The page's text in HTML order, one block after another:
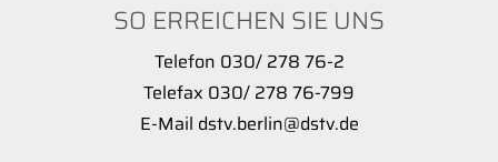
SO ERREICHEN SIE UNS
Telefon 030/ 278 76-2
Telefax 030/ 278 76-799
E-Mail dstv.berlin@dstv.de